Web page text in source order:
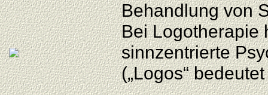
Behandlung von
Bei Logotherapie
sinnzentrierte
(„Logos“ bedeutet